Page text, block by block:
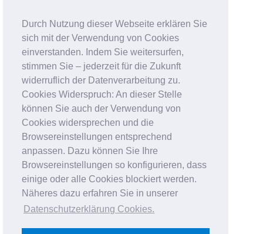
Durch Nutzung dieser Webseite erklären Sie
sich mit der Verwendung von Cookies
einverstanden. Indem Sie weitersurfen,
stimmen Sie – jederzeit für die Zukunft
widerruflich der Datenverarbeitung zu.
Cookies Widerspruch: An dieser Stelle
können Sie auch der Verwendung von
Cookies widersprechen und die
Browsereinstellungen entsprechend
anpassen. Dazu können Sie Ihre
Browsereinstellungen so konfigurieren, dass
einige oder alle Cookies blockiert werden.
Näheres dazu erfahren Sie in unserer
Datenschutzerklärung Cookies.